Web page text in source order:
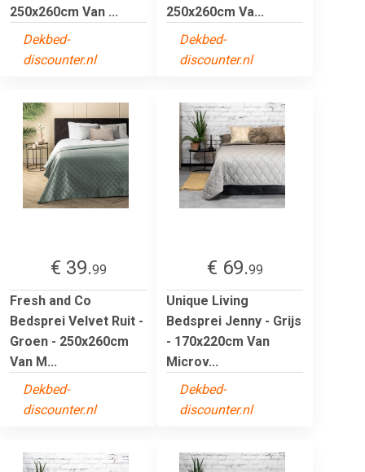
250x260cm Van ...
Dekbed-
discounter.nl
250x260cm Va...
Dekbed-
discounter.nl
€ 39.99
Fresh and Co
Bedsprei Velvet Ruit -
Groen - 250x260cm
Van M...
Dekbed-
discounter.nl
€ 69.99
Unique Living
Bedsprei Jenny - Grijs
- 170x220cm Van
Microv...
Dekbed-
discounter.nl